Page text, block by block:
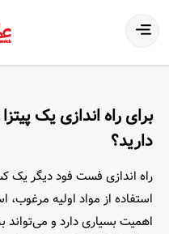
برای راه اندازی یک
دارید؟
راه اندازی فست فود دیگر یک
استفاده از مواد اولیه مرغوب،
اهمیت بسیاری دارد و